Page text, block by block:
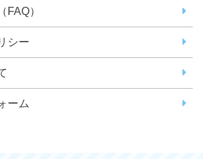
FAQ）
シー
ーム